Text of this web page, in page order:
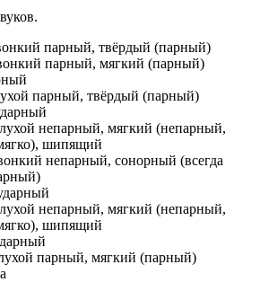
парный, твёрдый (парный)
парный, мягкий (парный)
парный, твёрдый (парный)
непарный, мягкий (непарный,
, шипящий
непарный, сонорный (всегда
непарный, мягкий (непарный,
, шипящий
парный, мягкий (парный)